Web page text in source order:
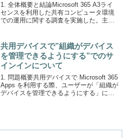
1. 全体概要と結論Microsoft 365 A3ライ
センスを利用した共有コンピュータ環境
での運用に関する調査を実施した。主な
Comput...
共用デバイスで”組織がデバイス
を管理できるようにする”でのサ
インインについて
1. 問題概要共用デバイスで Microsoft 365
Apps を利用する際、ユーザーが「組織が
デバイスを管理できるようにする」にチ